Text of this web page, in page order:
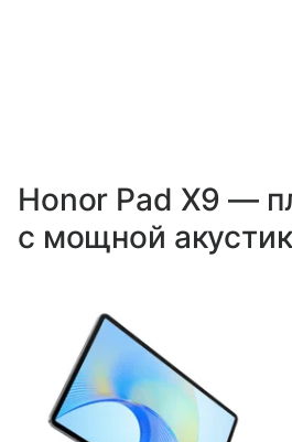
Honor Pad X9 —
с мощной